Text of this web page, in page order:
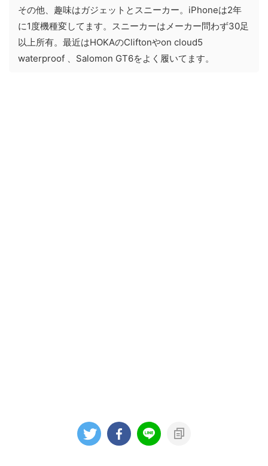
その他、趣味はガジェットとスニーカー。iPhoneは2年
に1度機種変してます。スニーカーはメーカー問わず30足
以上所有。最近はHOKAのCliftonやon cloud5
waterproof 、Salomon GT6をよく履いてます。